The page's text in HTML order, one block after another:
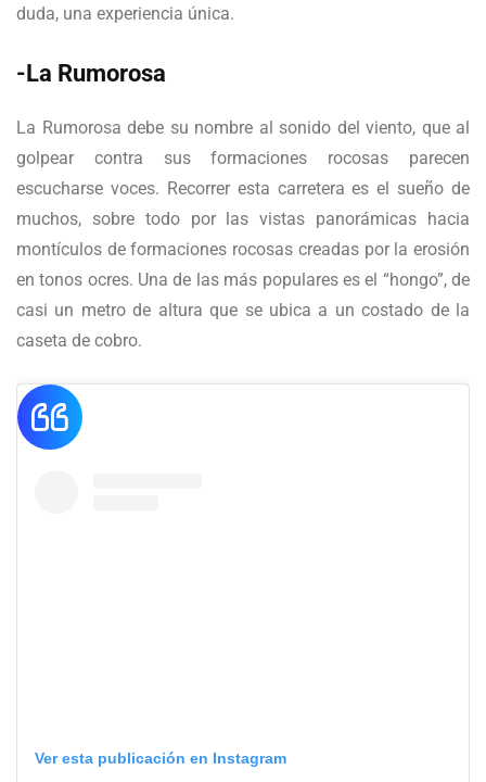
duda, una experiencia única.
-La Rumorosa
La Rumorosa debe su nombre al sonido del viento, que al
golpear contra sus formaciones rocosas parecen
escucharse voces. Recorrer esta carretera es el sueño de
muchos, sobre todo por las vistas panorámicas hacia
montículos de formaciones rocosas creadas por la erosión
en tonos ocres. Una de las más populares es el “hongo”, de
casi un metro de altura que se ubica a un costado de la
caseta de cobro.
Ver esta publicación en Instagram